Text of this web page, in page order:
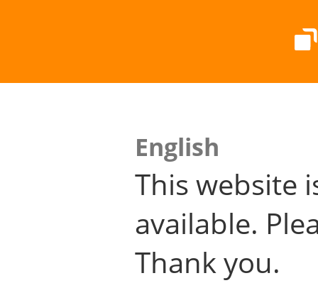
English
This website
available.
Thank you.